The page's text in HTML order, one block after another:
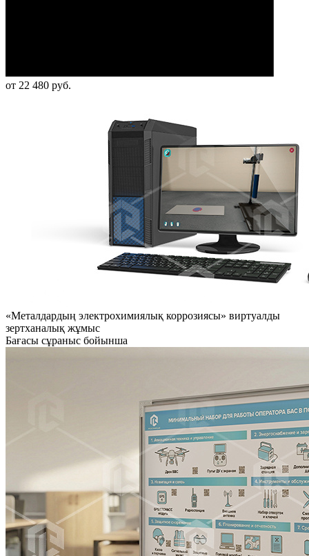
от 22 480 руб.
«Металдардың электрохимиялық коррозиясы» виртуалды
зертханалық жұмыс
Бағасы сұраныс бойынша